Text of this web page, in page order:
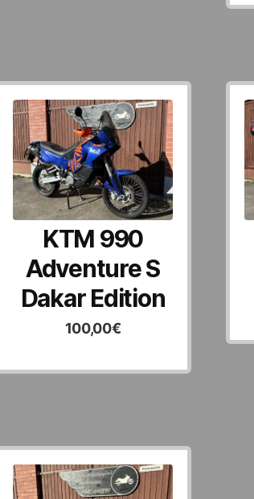
KTM 990
Adventure S
Dakar Edition
100,00€